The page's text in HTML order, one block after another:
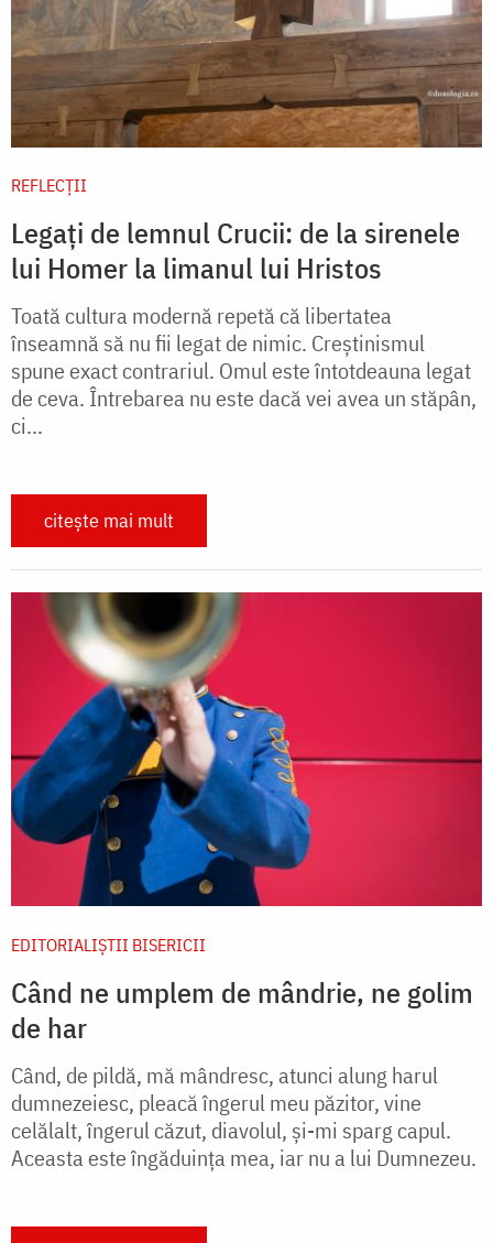
REFLECȚII
Legați de lemnul Crucii: de la sirenele
lui Homer la limanul lui Hristos
Toată cultura modernă repetă că libertatea
înseamnă să nu fii legat de nimic. Creștinismul
spune exact contrariul. Omul este întotdeauna legat
de ceva. Întrebarea nu este dacă vei avea un stăpân,
ci...
citește mai mult
EDITORIALIȘTII BISERICII
Când ne umplem de mândrie, ne golim
de har
Când, de pildă, mă mândresc, atunci alung harul
dumnezeiesc, pleacă îngerul meu păzitor, vine
celălalt, îngerul căzut, diavolul, și-mi sparg capul.
Aceasta este îngăduința mea, iar nu a lui Dumnezeu.